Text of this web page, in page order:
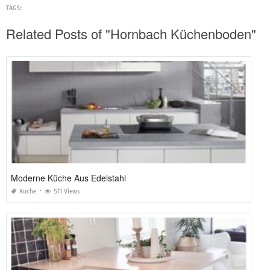
TAGS:
Related Posts of "Hornbach Küchenboden"
Moderne Küche Aus Edelstahl
Kuche 511 Views